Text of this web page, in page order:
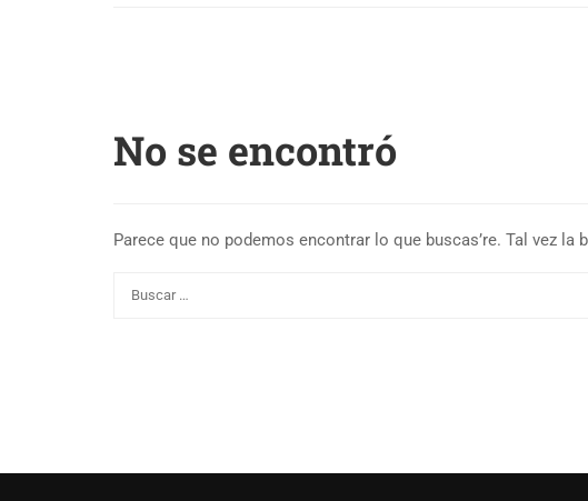
No se encontró
Parece que no podemos encontrar lo que buscas’re. Tal vez la